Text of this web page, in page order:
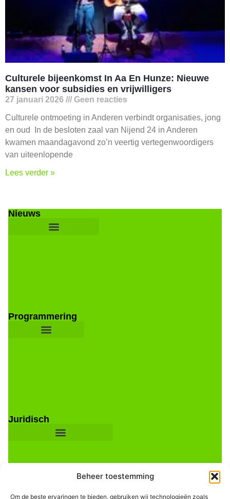
Beheer toestemming
Om de beste ervaringen te bieden, gebruiken wij technologieën zoals
Culturele bijeenkomst In Aa En Hunze: Nieuwe
kansen voor subsidies en vrijwilligers
27 januari 2026 Geen reacties
Culturele ontmoeting in Anderen verbindt organisaties, jong
en oud In de besloten zaal van Nijend 24 in Anderen
kwamen maandagavond zo’n veertig vertegenwoordigers
van uiteenlopende
Lees verder »
Nieuws
Programmering
Juridisch